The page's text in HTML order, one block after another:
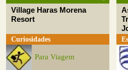
Village Haras Morena
Resort
Curiosidades
Para Viagem